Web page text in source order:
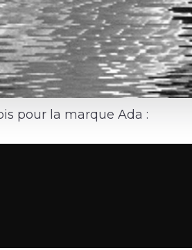
pour la marque Ada :